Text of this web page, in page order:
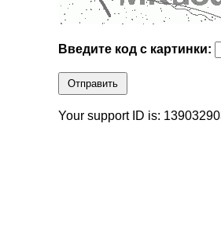
Введите код с картинки:
Отправить
Your support ID is: